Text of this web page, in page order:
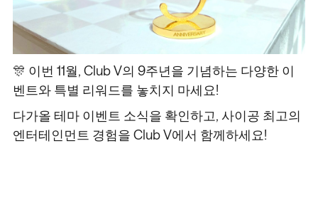
🎊 이번 11월, Club V의 9주년을 기념하는 다양한 이
벤트와 특별 리워드를 놓치지 마세요!
다가올 테마 이벤트 소식을 확인하고, 사이공 최고의
엔터테인먼트 경험을 Club V에서 함께하세요!